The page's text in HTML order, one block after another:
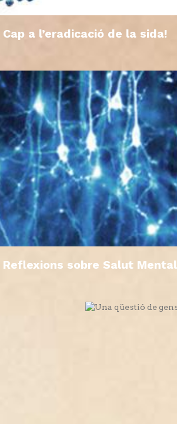
Cap a l’eradicació de la sida!
Reflexions sobre Salut Mental